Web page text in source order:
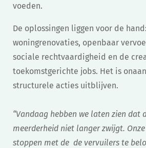
voeden.
De oplossingen liggen voor de
woningrenovaties, openbaar
sociale rechtvaardigheid en de
toekomstgerichte jobs. Het is
structurele acties uitblijven.
“Vandaag hebben we laten zien dat
meerderheid niet langer zwijgt.
stoppen met de de vervuilers te